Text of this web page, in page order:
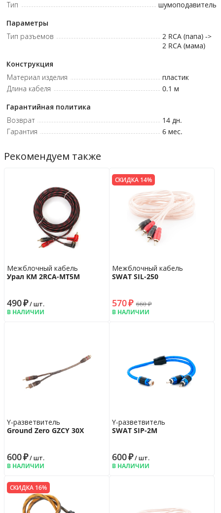
Тип
шумоподавитель
Параметры
Тип разъемов
2 RCA (папа) ->
2 RCA (мама)
Конструкция
Материал изделия
пластик
Длина кабеля
0.1 м
Гарантийная политика
Возврат
14 дн.
Гарантия
6 мес.
Рекомендуем также
Межблочный кабель
Урал КМ 2RCA-МТ5М
490₽/ шт.
В НАЛИЧИИ
СКИДКА 14%
Межблочный кабель
SWAT SIL-250
570₽ 660₽
В НАЛИЧИИ
Y-разветвитель
Ground Zero GZCY 30X
600₽/ шт.
В НАЛИЧИИ
Y-разветвитель
SWAT SIP-2M
600₽/ шт.
В НАЛИЧИИ
СКИДКА 16%